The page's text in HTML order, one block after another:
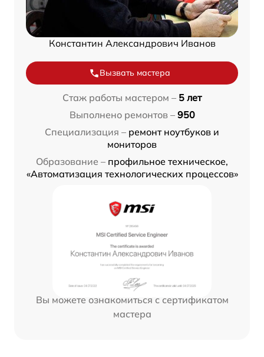
Константин Александрович Иванов
Вызвать мастера
Стаж работы мастером – 5 лет
Выполнено ремонтов – 950
Специализация – ремонт ноутбуков и
мониторов
Образование – профильное техническое,
«Автоматизация технологических процессов»
Вы можете ознакомиться с сертификатом
мастера